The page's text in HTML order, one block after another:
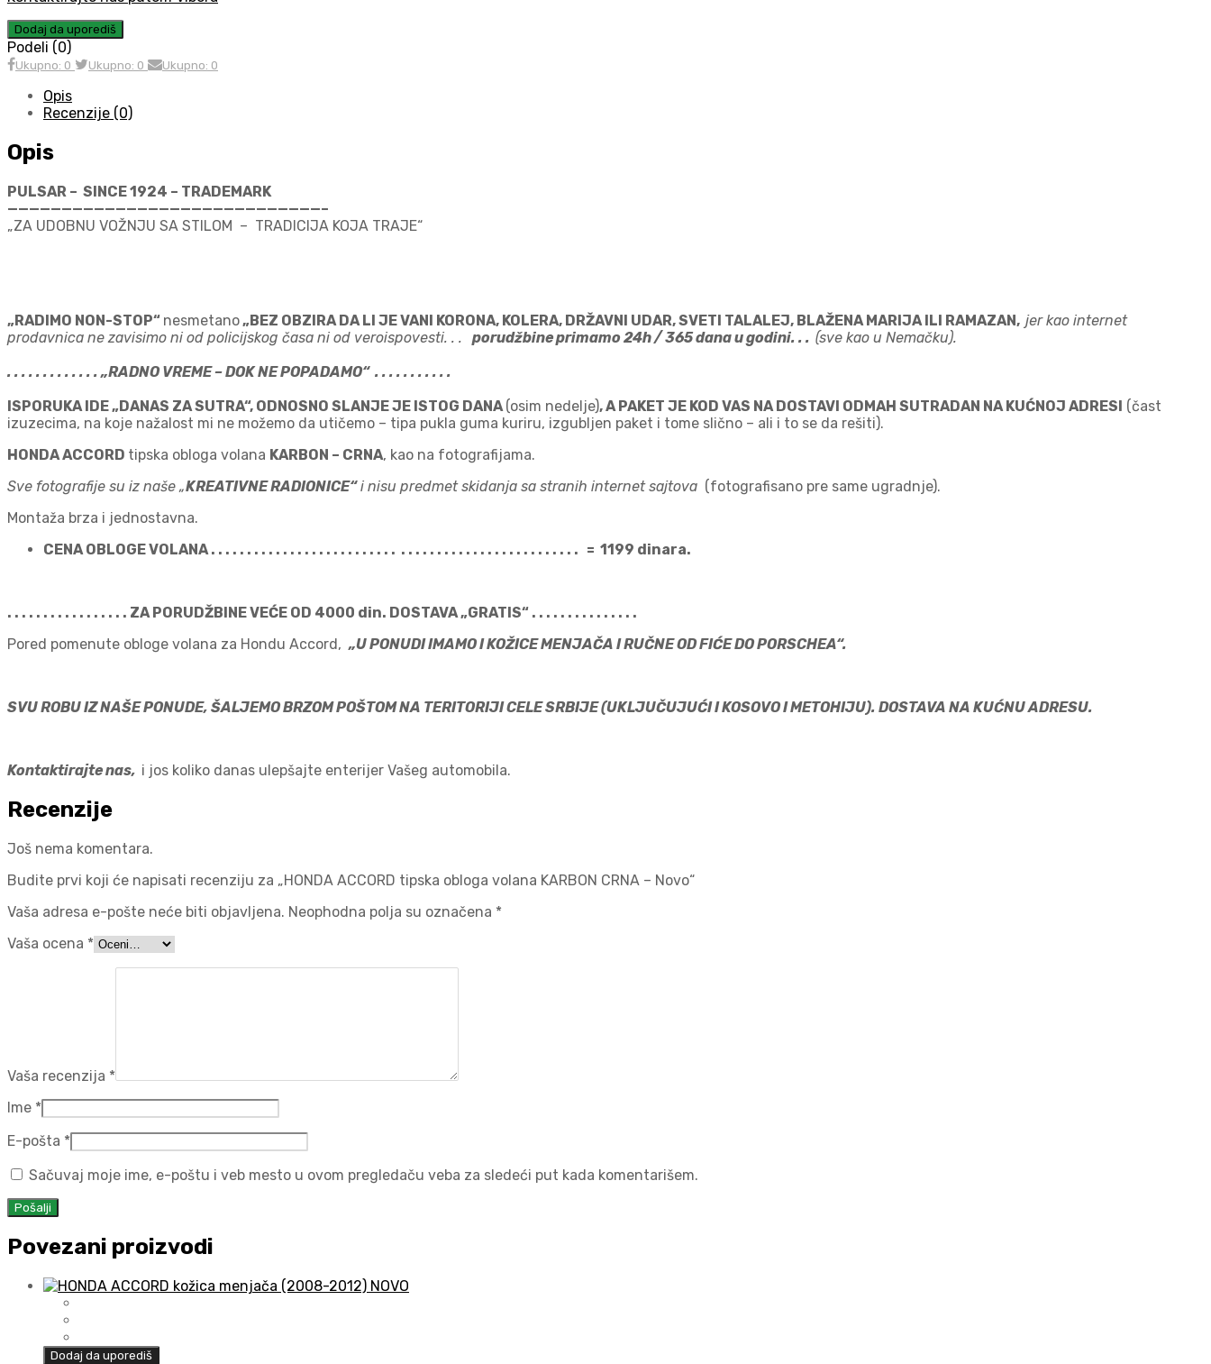
Dodaj da uporediš
Podeli (0)
Ukupno: 0 Ukupno: 0 Ukupno: 0
Opis
Recenzije (0)
Opis
PULSAR – SINCE 1924 – TRADEMARK
—————————————————————————————–
„ZA UDOBNU VOŽNJU SA STILOM – TRADICIJA KOJA TRAJE“
„RADIMO NON-STOP“ nesmetano „BEZ OBZIRA DA LI JE VANI KORONA, KOLERA, DRŽAVNI UDAR, SVETI TALALEJ, BLAŽENA MARIJA ILI RAMAZAN, jer kao internet
prodavnica ne zavisimo ni od policijskog časa ni od veroispovesti. . .
porudžbine primamo 24h / 365 dana u godini. . . (sve kao u Nemačku).
. . . . . . . . . . . . . „RADNO VREME – DOK NE POPADAMO“ . . . . . . . . . . .
ISPORUKA IDE „DANAS ZA SUTRA“, ODNOSNO SLANJE JE ISTOG DANA (osim nedelje), A PAKET JE KOD VAS NA DOSTAVI ODMAH SUTRADAN NA KUĆNOJ ADRESI (čast
izuzecima, na koje nažalost mi ne možemo da utičemo – tipa pukla guma kuriru, izgubljen paket i tome slično – ali i to se da rešiti).
HONDA ACCORD tipska obloga volana KARBON – CRNA, kao na fotografijama.
Sve fotografije su iz naše „KREATIVNE RADIONICE“i nisu predmet skidanja sa stranih internet sajtova (fotografisano pre same ugradnje).
Montaža brza i jednostavna.
CENA OBLOGE VOLANA . . . . . . . . . . . . . . . . . . . . . . . . . . . . . . . . . . . . . . . . . . . . . . . . . . . = 1199 dinara.
. . . . . . . . . . . . . . . . . ZA PORUDŽBINE VEĆE OD 4000 din. DOSTAVA „GRATIS“ . . . . . . . . . . . . . . .
Pored pomenute obloge volana za Hondu Accord, „U PONUDI IMAMO I KOŽICE MENJAČA I RUČNE OD FIĆE DO PORSCHEA“.
SVU ROBU IZ NAŠE PONUDE, ŠALJEMO BRZOM POŠTOM NA TERITORIJI CELE SRBIJE (UKLJUČUJUĆI I KOSOVO I METOHIJU). DOSTAVA NA KUĆNU ADRESU.
Kontaktirajte nas, i jos koliko danas ulepšajte enterijer Vašeg automobila.
Recenzije
Još nema komentara.
Budite prvi koji će napisati recenziju za „HONDA ACCORD tipska obloga volana KARBON CRNA – Novo“
Vaša adresa e-pošte neće biti objavljena. Neophodna polja su označena *
Vaša ocena *
Vaša recenzija *
Ime *
E-pošta *
Sačuvaj moje ime, e-poštu i veb mesto u ovom pregledaču veba za sledeći put kada komentarišem.
Povezani proizvodi
Dodaj da uporediš